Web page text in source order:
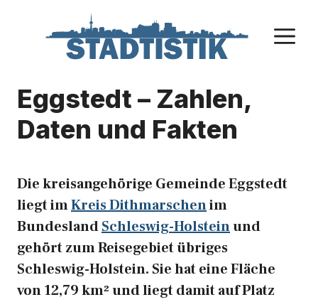
Eggstedt – Zahlen,
Daten und Fakten
Die kreisangehörige Gemeinde Eggstedt
liegt imKreis Dithmarschenim
BundeslandSchleswig-Holsteinund
gehört zum Reisegebiet übriges
Schleswig-Holstein. Sie hat eine Fläche
von 12,79 km² und liegt damit auf Platz